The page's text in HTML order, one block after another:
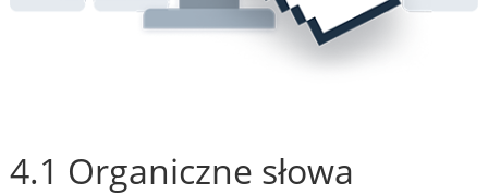
4.1 Organiczne słowa